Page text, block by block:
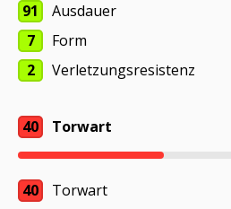
91
Ausdauer
7
Form
2
Verletzungsresistenz
40 Torwart
40 Torwart